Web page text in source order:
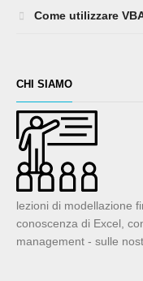
Come utilizzare
CHI SIAMO
lezioni di modellazione
conoscenza di Excel,
management - sulle